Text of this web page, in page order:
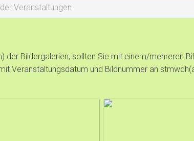
Veranstaltungen
der Bildergalerien, sollten Sie mit einem/mehreren
Veranstaltungsdatum und Bildnummer an